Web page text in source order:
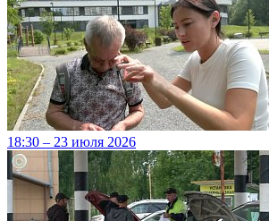
18:30 – 23 июля 2026